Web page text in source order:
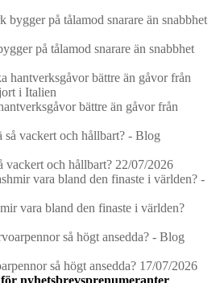
på tålamod snarare än snabbhet
bättre än gåvor från
vackert och hållbart? 22/07/2026
vara bland den finaste i världen?
så högt ansedda? 17/07/2026